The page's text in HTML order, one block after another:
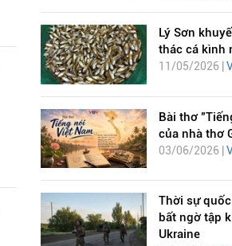
Lý Sơn
thác cá kình
11/05/2026 |
Bài thơ
của nhà thơ
03/06/2026 |
Thời sự
bất ngờ tập
Ukraine